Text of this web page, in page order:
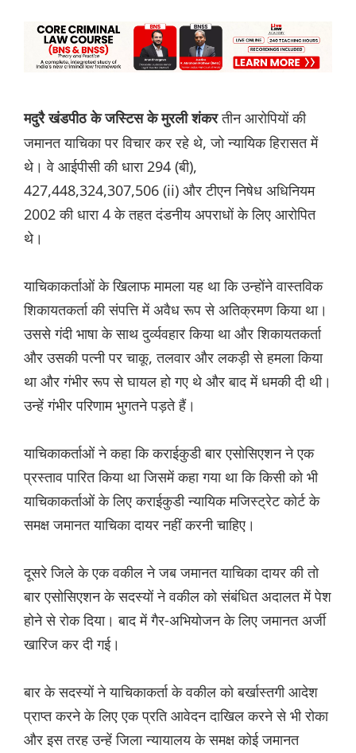
मदुरै खंडपीठ के जस्टिस के मुरली शंकरतीन आरोपियों की
जमानत याचिका पर विचार कर रहे थे, जो न्यायिक हिरासत में
थे। वे आईपीसी की धारा 294 (बी),
427,448,324,307,506 (ii) और टीएन निषेध अधिनियम
2002 की धारा 4 के तहत दंडनीय अपराधों के लिए आरोपित
थे।
याचिकाकर्ताओं के खिलाफ मामला यह था कि उन्होंने वास्तविक
शिकायतकर्ता की संपत्ति में अवैध रूप से अतिक्रमण किया था।
उससे गंदी भाषा के साथ दुर्व्यवहार किया था और शिकायतकर्ता
और उसकी पत्नी पर चाकू, तलवार और लकड़ी से हमला किया
था और गंभीर रूप से घायल हो गए थे और बाद में धमकी दी थी।
उन्हें गंभीर परिणाम भुगतने पड़ते हैं।
याचिकाकर्ताओं ने कहा कि कराईकुडी बार एसोसिएशन ने एक
प्रस्ताव पारित किया था जिसमें कहा गया था कि किसी को भी
याचिकाकर्ताओं के लिए कराईकुडी न्यायिक मजिस्ट्रेट कोर्ट के
समक्ष जमानत याचिका दायर नहीं करनी चाहिए।
दूसरे जिले के एक वकील ने जब जमानत याचिका दायर की तो
बार एसोसिएशन के सदस्यों ने वकील को संबंधित अदालत में पेश
होने से रोक दिया। बाद में गैर-अभियोजन के लिए जमानत अर्जी
खारिज कर दी गई।
बार के सदस्यों ने याचिकाकर्ता के वकील को बर्खास्तगी आदेश
प्राप्त करने के लिए एक प्रति आवेदन दाखिल करने से भी रोका
और इस तरह उन्हें जिला न्यायालय के समक्ष कोई जमानत